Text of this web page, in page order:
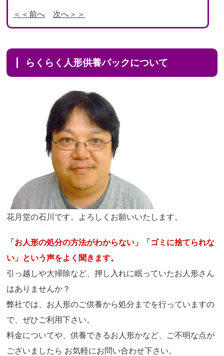
＜＜前へ 次へ＞＞
らくらく人形供養パックについて
花月堂の石川です。よろしくお願いいたします。
「お人形の処分の方法がわからない」「ゴミに捨てられな
い」という声をよく聞きます。
引っ越しや大掃除など、押し入れに眠っていたお人形さん
はありませんか？
弊社では、お人形のご供養から処分までを行っていますの
で、ぜひご利用下さい。
料金についてや、供養できるお人形かなど、ご不明な点が
ございましたら お気軽にお問い合わせ下さい。